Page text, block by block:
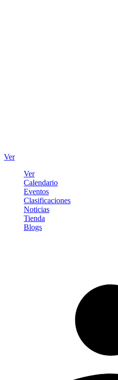
Ver
Ver
Calendario
Eventos
Clasificaciones
Noticias
Tienda
Blogs